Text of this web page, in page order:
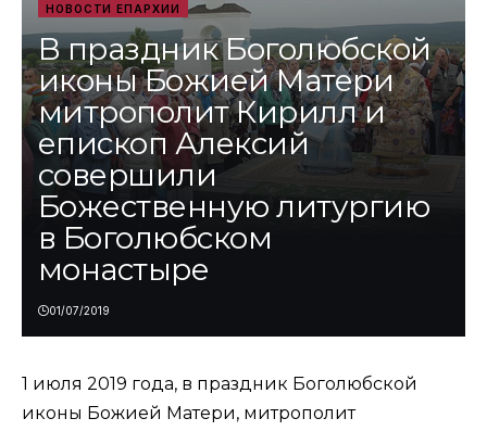
НОВОСТИ ЕПАРХИИ
В праздник Боголюбской
иконы Божией Матери
митрополит Кирилл и
епископ Алексий
совершили
Божественную литургию
в Боголюбском
монастыре
01/07/2019
1 июля 2019 года, в праздник Боголюбской
иконы Божией Матери, митрополит